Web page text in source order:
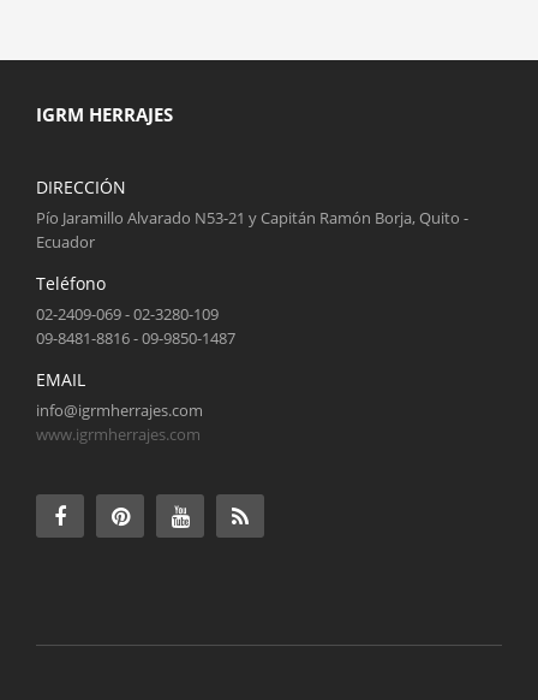
IGRM HERRAJES
DIRECCIÓN
Pío Jaramillo Alvarado N53-21 y Capitán Ramón Borja, Quito -
Ecuador
Teléfono
02-2409-069 - 02-3280-109
09-8481-8816 - 09-9850-1487
EMAIL
info@igrmherrajes.com
www.igrmherrajes.com